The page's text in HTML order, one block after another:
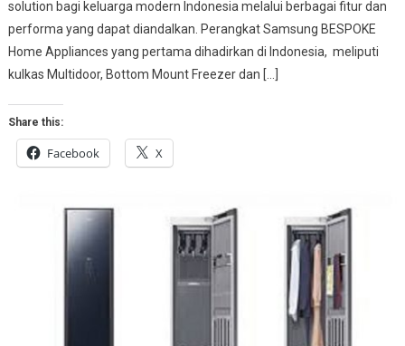
solution bagi keluarga modern Indonesia melalui berbagai fitur dan
performa yang dapat diandalkan. Perangkat Samsung BESPOKE
Home Appliances yang pertama dihadirkan di Indonesia, meliputi
kulkas Multidoor, Bottom Mount Freezer dan […]
Share this:
Facebook X